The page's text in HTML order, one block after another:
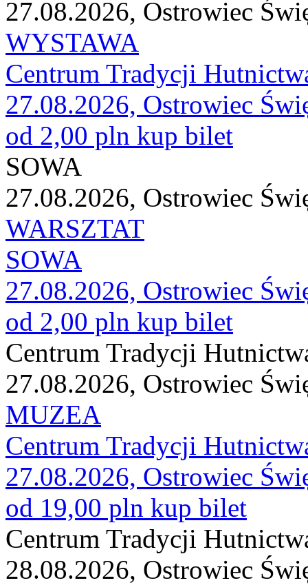
27.08.2026, Ostrowiec
WYSTAWA
Centrum Tradycji
27.08.2026, Ostrowiec
od 2,00 pln kup bilet
SOWA
27.08.2026, Ostrowiec
WARSZTAT
SOWA
27.08.2026, Ostrowiec
od 2,00 pln kup bilet
Centrum Tradycji
27.08.2026, Ostrowiec
MUZEA
Centrum Tradycji
27.08.2026, Ostrowiec
od 19,00 pln kup bilet
Centrum Tradycji
28.08.2026, Ostrowiec